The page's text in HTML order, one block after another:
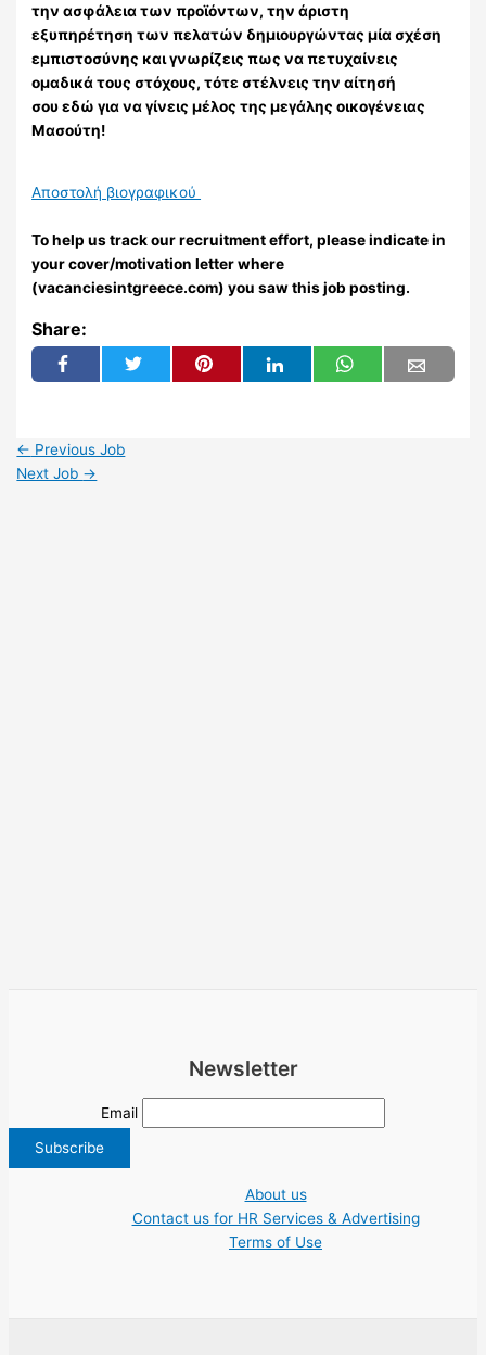
την ασφάλεια των προϊόντων, την άριστη
εξυπηρέτηση των πελατών δημιουργώντας μία σχέση
εμπιστοσύνης και γνωρίζεις πως να πετυχαίνεις
ομαδικά τους στόχους, τότε στέλνεις την αίτησή
σου εδώ για να γίνεις μέλος της μεγάλης οικογένειας
Μασούτη!
Αποστολή βιογραφικού
To help us track our recruitment effort, please indicate in
your cover/motivation letter where
(vacanciesintgreece.com) you saw this job posting.
Share:
← Previous Job
Next Job →
Newsletter
Email
About us
Contact us for HR Services & Advertising
Terms of Use